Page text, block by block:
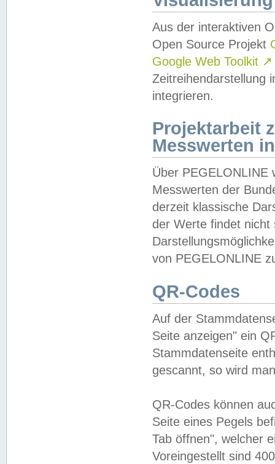
Aus der interaktiven
Open Source Projekt
Google Web Toolkit ↗
Zeitreihendarstellung
integrieren.
Projektarbeit
Messwerten
Über PEGELONLINE
Messwerten der
derzeit klassische
der Werte findet
von PEGELONLINE
QR-Codes
Auf der
Seite anzeigen" ein
Stammdatenseite
gescannt, so wird
QR-Codes können
Seite eines Pegels
Tab öffnen", welcher
Voreingestellt sind